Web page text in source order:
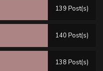
139 Post(s)
140 Post(s)
138 Post(s)